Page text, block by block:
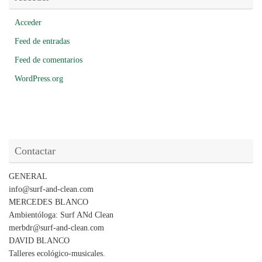
Acceder
Feed de entradas
Feed de comentarios
WordPress.org
Contactar
GENERAL
info@surf-and-clean.com
MERCEDES BLANCO
Ambientóloga: Surf ANd Clean
merbdr@surf-and-clean.com
DAVID BLANCO
Talleres ecológico-musicales.